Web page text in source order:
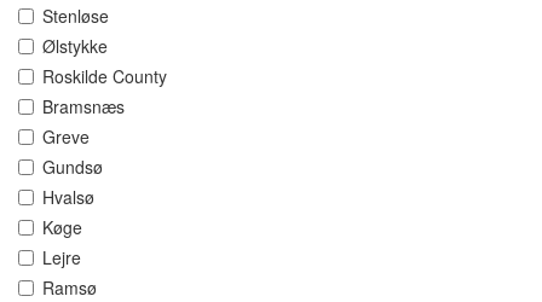
Stenløse
Ølstykke
Roskilde County
Bramsnæs
Greve
Gundsø
Hvalsø
Køge
Lejre
Ramsø